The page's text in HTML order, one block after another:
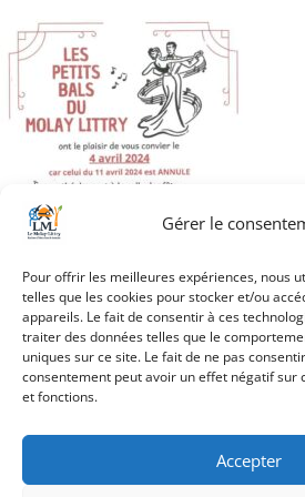
Gérer le
Pour offrir les meilleures expériences, nous
telles que les cookies pour stocker et/ou
appareils. Le fait de consentir à ces
traiter des données telles que le
uniques sur ce site. Le fait de ne pas
consentement peut avoir un effet négatif sur
et fonctions.
Accepter
Navigation
de
Thé dansant